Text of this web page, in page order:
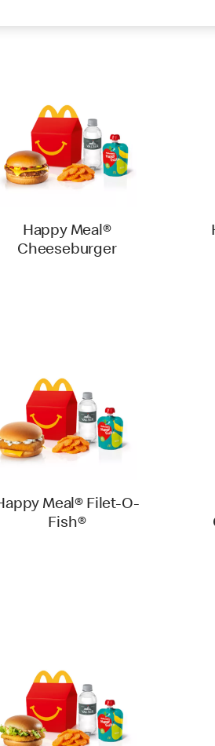
Happy Meal®
Cheeseburger
Meal® Filet-O-
Fish®